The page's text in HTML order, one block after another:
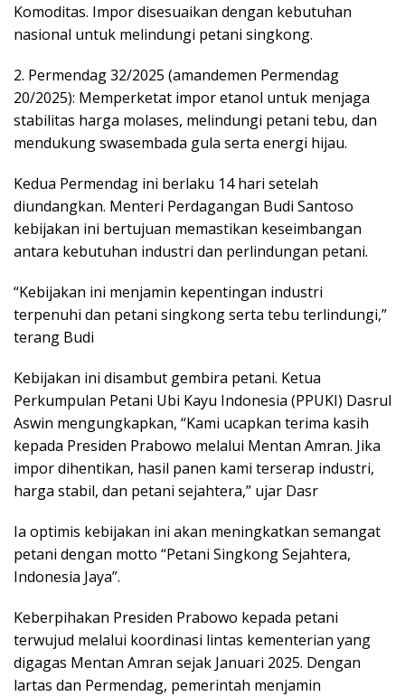
Komoditas. Impor disesuaikan dengan kebutuhan
nasional untuk melindungi petani singkong.
2. Permendag 32/2025 (amandemen Permendag
20/2025): Memperketat impor etanol untuk menjaga
stabilitas harga molases, melindungi petani tebu, dan
mendukung swasembada gula serta energi hijau.
Kedua Permendag ini berlaku 14 hari setelah
diundangkan. Menteri Perdagangan Budi Santoso
kebijakan ini bertujuan memastikan keseimbangan
antara kebutuhan industri dan perlindungan petani.
“Kebijakan ini menjamin kepentingan industri
terpenuhi dan petani singkong serta tebu terlindungi,”
terang Budi
Kebijakan ini disambut gembira petani. Ketua
Perkumpulan Petani Ubi Kayu Indonesia (PPUKI) Dasrul
Aswin mengungkapkan, “Kami ucapkan terima kasih
kepada Presiden Prabowo melalui Mentan Amran. Jika
impor dihentikan, hasil panen kami terserap industri,
harga stabil, dan petani sejahtera,” ujar Dasr
Ia optimis kebijakan ini akan meningkatkan semangat
petani dengan motto “Petani Singkong Sejahtera,
Indonesia Jaya”.
Keberpihakan Presiden Prabowo kepada petani
terwujud melalui koordinasi lintas kementerian yang
digagas Mentan Amran sejak Januari 2025. Dengan
lartas dan Permendag, pemerintah menjamin